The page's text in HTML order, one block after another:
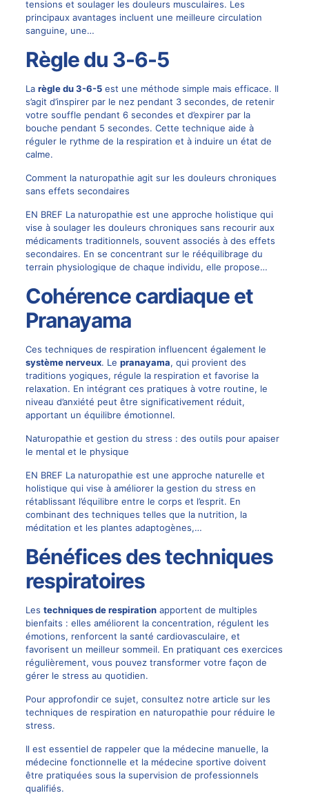
tensions et soulager les douleurs musculaires. Les
principaux avantages incluent une meilleure circulation
sanguine, une…
Règle du 3-6-5
La règle du 3-6-5est une méthode simple mais efficace. Il
s’agit d’inspirer par le nez pendant 3 secondes, de retenir
votre souffle pendant 6 secondes et d’expirer par la
bouche pendant 5 secondes. Cette technique aide à
réguler le rythme de la respiration et à induire un état de
calme.
Comment la naturopathie agit sur les douleurs chroniques
sans effets secondaires
EN BREF La naturopathie est une approche holistique qui
vise à soulager les douleurs chroniques sans recourir aux
médicaments traditionnels, souvent associés à des effets
secondaires. En se concentrant sur le rééquilibrage du
terrain physiologique de chaque individu, elle propose…
Cohérence cardiaque et
Pranayama
Ces techniques de respiration influencent également le
système nerveux. Le pranayama, qui provient des
traditions yogiques, régule la respiration et favorise la
relaxation. En intégrant ces pratiques à votre routine, le
niveau d’anxiété peut être significativement réduit,
apportant un équilibre émotionnel.
Naturopathie et gestion du stress : des outils pour apaiser
le mental et le physique
EN BREF La naturopathie est une approche naturelle et
holistique qui vise à améliorer la gestion du stress en
rétablissant l’équilibre entre le corps et l’esprit. En
combinant des techniques telles que la nutrition, la
méditation et les plantes adaptogènes,…
Bénéfices des techniques
respiratoires
Les techniques de respirationapportent de multiples
bienfaits : elles améliorent la concentration, régulent les
émotions, renforcent la santé cardiovasculaire, et
favorisent un meilleur sommeil. En pratiquant ces exercices
régulièrement, vous pouvez transformer votre façon de
gérer le stress au quotidien.
Pour approfondir ce sujet, consultez notre article sur les
techniques de respiration en naturopathie pour réduire le
stress.
Il est essentiel de rappeler que la médecine manuelle, la
médecine fonctionnelle et la médecine sportive doivent
être pratiquées sous la supervision de professionnels
qualifiés.